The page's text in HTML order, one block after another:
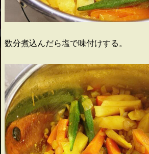
数分煮込んだら塩で味付けする。